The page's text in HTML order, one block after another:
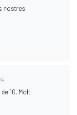
nostres
10. Molt